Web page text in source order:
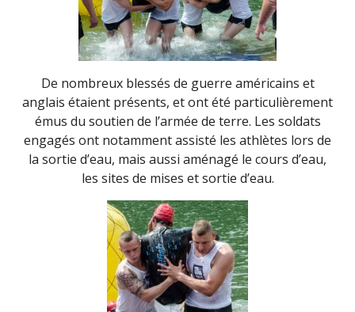
De nombreux blessés de guerre américains et
anglais étaient présents, et ont été particulièrement
émus du soutien de l’armée de terre. Les soldats
engagés ont notamment assisté les athlètes lors de
la sortie d’eau, mais aussi aménagé le cours d’eau,
les sites de mises et sortie d’eau.